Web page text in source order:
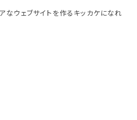
なウェブサイトを作るキッカケになれ